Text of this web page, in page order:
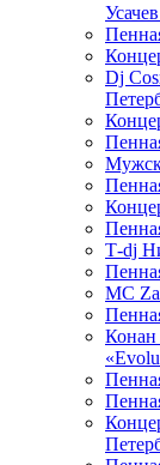
Dj
Т-dj
МС
Конан